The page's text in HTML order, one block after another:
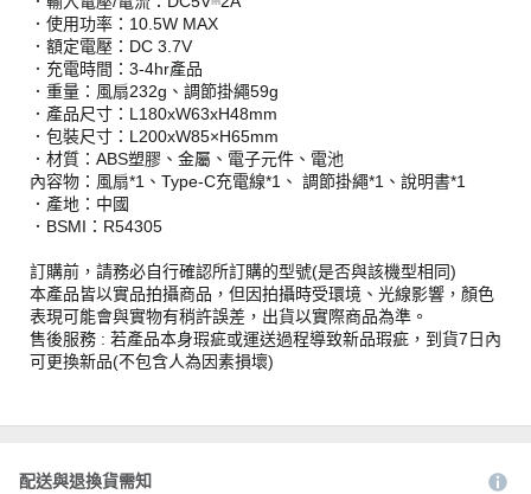
．使用功率：10.5W MAX
．額定電壓：DC 3.7V
．充電時間：3-4hr產品
．重量：風扇232g、調節掛繩59g
．產品尺寸：L180xW63xH48mm
．包裝尺寸：L200xW85×H65mm
．材質：ABS塑膠、金屬、電子元件、電池
內容物：風扇*1、Type-C充電線*1、 調節掛繩*1、說明書*1
．產地：中國
．BSMI：R54305
訂購前，請務必自行確認所訂購的型號(是否與該機型相同)
本產品皆以實品拍攝商品，但因拍攝時受環境、光線影響，顏色
表現可能會與實物有稍許誤差，出貨以實際商品為準。
售後服務 : 若產品本身瑕疵或運送過程導致新品瑕疵，到貨7日內
可更換新品(不包含人為因素損壞)
配送與退換貨需知